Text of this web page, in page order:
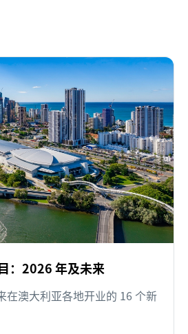
：2026 年及未来
在澳大利亚各地开业的 16 个新